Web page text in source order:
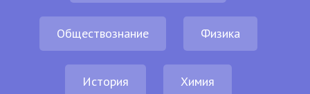
Обществознание Физика
История Химия